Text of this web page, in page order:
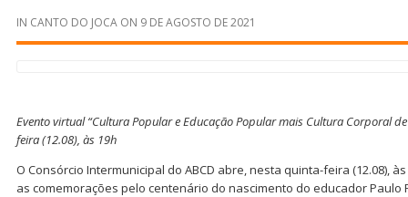
IN CANTO DO JOCA ON 9 DE AGOSTO DE 2021
Evento virtual “Cultura Popular e Educação Popular mais Cultura Corporal
feira (12.08), às 19h
O Consórcio Intermunicipal do ABCD abre, nesta quinta-feira (12.08),
as comemorações pelo centenário do nascimento do educador Paulo